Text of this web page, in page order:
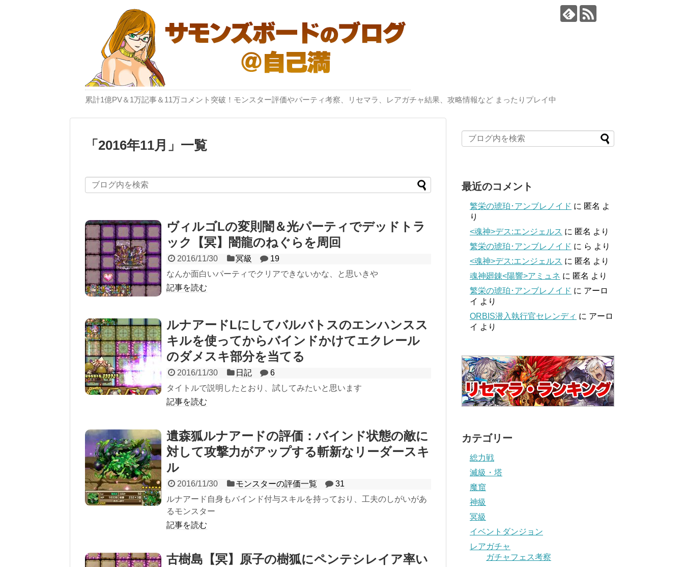
累計1億PV＆1万記事＆11万コメント突破！モンスター評価やパーティ考察、リセマラ、レアガチャ結果、攻略情報など まったりプレイ中
「 2016年11月 」 一覧
ヴィルゴLの変則闇＆光パーティでデッドトラ
ック【冥】闇龍のねぐらを周回
2016/11/30 冥級
19
なんか面白いパーティでクリアできないかな、と思いきや
記事を読む
ルナアードLにしてバルバトスのエンハンスス
キルを使ってからバインドかけてエクレール
のダメスキ部分を当てる
2016/11/30 日記
6
タイトルで説明したとおり、試してみたいと思います
記事を読む
遺森狐ルナアードの評価：バインド状態の敵に
対して攻撃力がアップする斬新なリーダースキ
ル
2016/11/30 モンスターの評価一覧
31
ルナアード自身もバインド付与スキルを持っており、工夫のしがいがあ
るモンスター
記事を読む
古樹島【冥】原子の樹狐にペンテシレイア率い
最近のコメント
繁栄の琥珀･アンブレノイド に 匿名 よ
り
<魂神>デス:エンジェルス に 匿名 より
繁栄の琥珀･アンブレノイド に ら より
<魂神>デス:エンジェルス に 匿名 より
魂神廻錬<陽響>アミュネ に 匿名 より
繁栄の琥珀･アンブレノイド に アーロ
イ より
ORBIS潜入執行官セレンディ に アーロ
イ より
カテゴリー
総力戦
滅級・塔
魔窟
神級
冥級
イベントダンジョン
レアガチャ
ガチャフェス考察